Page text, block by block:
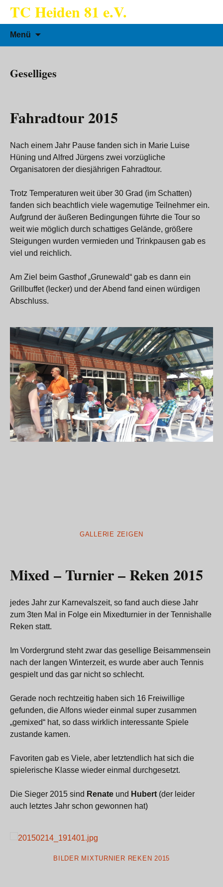
TC Heiden 81 e.V.
Menü
Geselliges
Fahradtour 2015
Nach einem Jahr Pause fanden sich in Marie Luise
Hüning und Alfred Jürgens zwei vorzügliche
Organisatoren der diesjährigen Fahradtour.
Trotz Temperaturen weit über 30 Grad (im Schatten)
fanden sich beachtlich viele wagemutige Teilnehmer ein.
Aufgrund der äußeren Bedingungen führte die Tour so
weit wie möglich durch schattiges Gelände, größere
Steigungen wurden vermieden und Trinkpausen gab es
viel und reichlich.
Am Ziel beim Gasthof „Grunewald“ gab es dann ein
Grillbuffet (lecker) und der Abend fand einen würdigen
Abschluss.
GALLERIE ZEIGEN
Mixed – Turnier – Reken 2015
jedes Jahr zur Karnevalszeit, so fand auch diese Jahr
zum 3ten Mal in Folge ein Mixedturnier in der Tennishalle
Reken statt.
Im Vordergrund steht zwar das gesellige Beisammensein
nach der langen Winterzeit, es wurde aber auch Tennis
gespielt und das gar nicht so schlecht.
Gerade noch rechtzeitig haben sich 16 Freiwillige
gefunden, die Alfons wieder einmal super zusammen
„gemixed“ hat, so dass wirklich interessante Spiele
zustande kamen.
Favoriten gab es Viele, aber letztendlich hat sich die
spielerische Klasse wieder einmal durchgesetzt.
Die Sieger 2015 sind Renate und Hubert (der leider
auch letztes Jahr schon gewonnen hat)
BILDER MIXTURNIER REKEN 2015